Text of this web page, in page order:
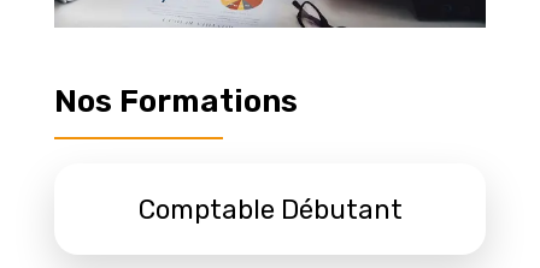
Nos Formations
Comptable Débutant